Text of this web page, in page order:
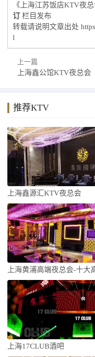
《上海江苏饭店KTV夜
订 栏目发布
转载请说明文章出处
l
上一篇
上海鑫公馆KTV夜总会
推荐KTV
上海鑫源汇KTV夜总会
上海17CLUB酒吧